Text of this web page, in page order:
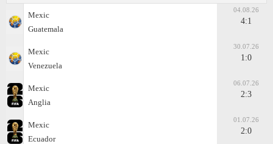
Mexic
Guatemala
04.08.26
4:1
Mexic
Venezuela
30.07.26
1:0
Mexic
Anglia
06.07.26
2:3
Mexic
Ecuador
01.07.26
2:0